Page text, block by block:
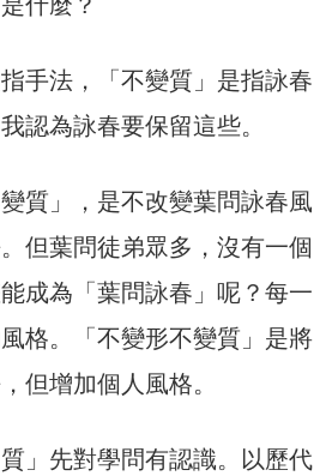
指手法，「不變質」是指詠春
認為詠春要保留這些。
質」，是不改變葉問詠春風
但葉問徒弟眾多，沒有一個
成為「葉問詠春」呢？每一
格。「不變形不變質」是將
但增加個人風格。
」先對學問有認識。以歷代